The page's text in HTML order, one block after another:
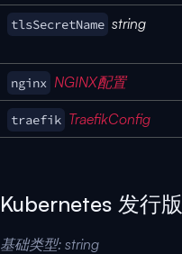
tlsSecretName string
nginx NGINX配置
traefik TraefikConfig
Kubernetes 发行版
基础类型: string